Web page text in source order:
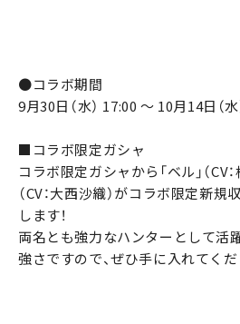
●コラボ期間
9月30日（水） 17:00 ～ 10月14日（水
■コラボ限定ガシャ
コラボ限定ガシャから「ベル」（CV：
（CV：大西沙織）がコラボ限定新
します！
両名とも強力なハンターとして活
強さですので、ぜひ手に入れてくだ